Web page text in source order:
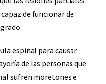
de funcionar de
espinal para causar
de las personas que
sufren moretones e